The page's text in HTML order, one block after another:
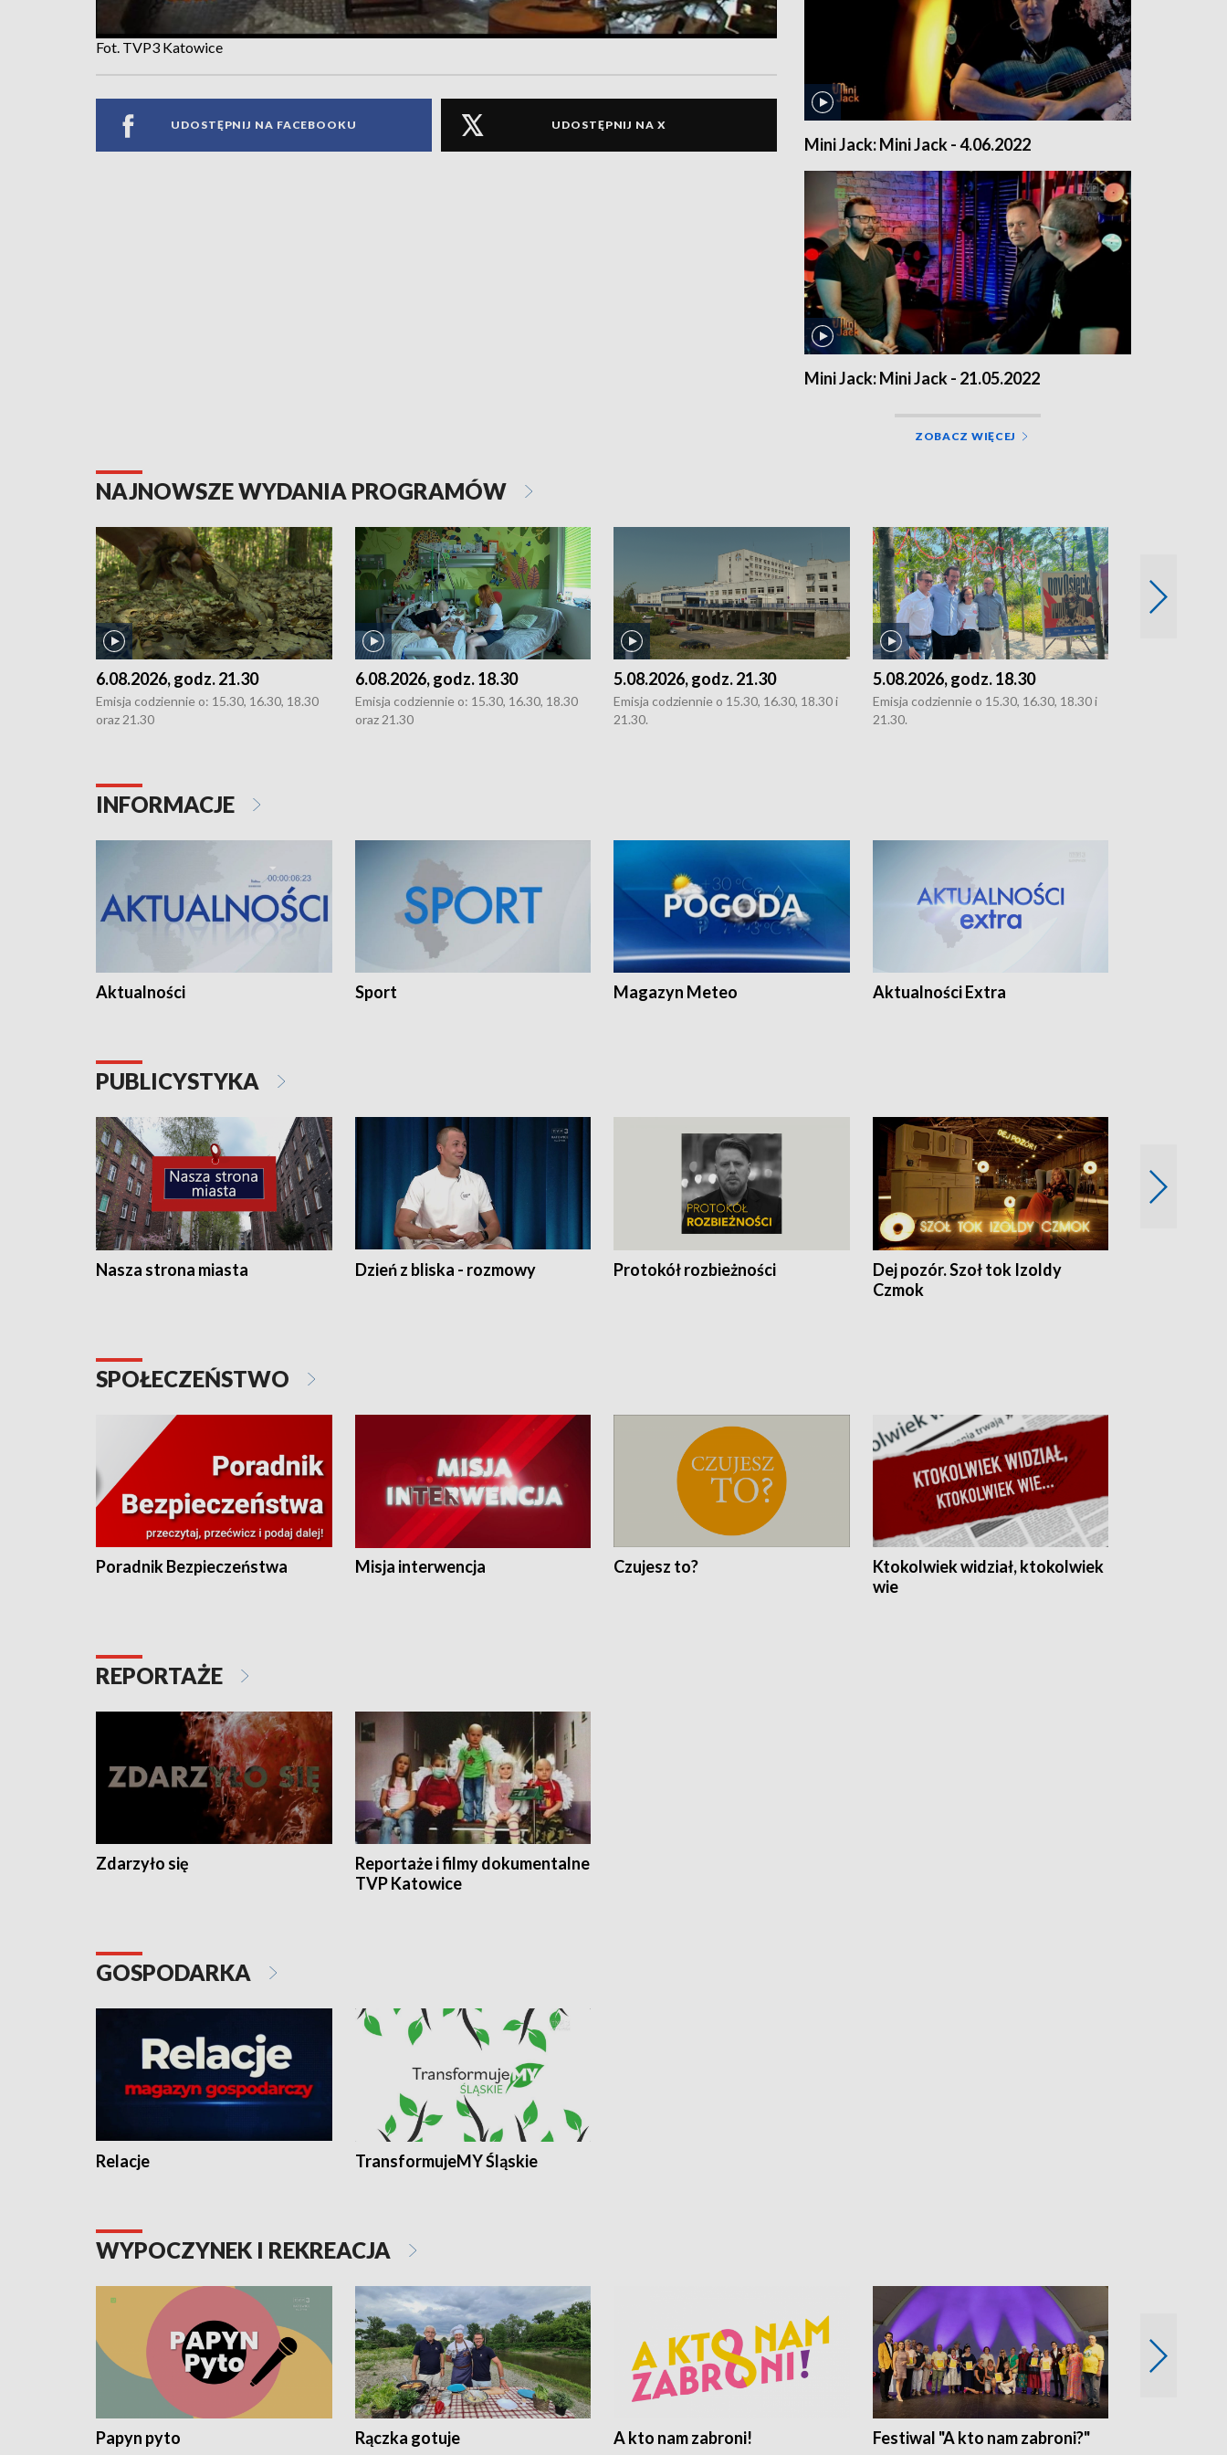
Fot. TVP3 Katowice
UDOSTĘPNIJ NA FACEBOOKU UDOSTĘPNIJ NA X
Mini Jack: Mini Jack - 4.06.2022
Mini Jack: Mini Jack - 21.05.2022
ZOBACZ WIĘCEJ
NAJNOWSZE WYDANIA PROGRAMÓW
6.08.2026, godz. 21.30
Emisja codziennie o: 15.30, 16.30, 18.30
oraz 21.30
6.08.2026, godz. 18.30
Emisja codziennie o: 15.30, 16.30, 18.30
oraz 21.30
5.08.2026, godz. 21.30
Emisja codziennie o 15.30, 16.30, 18.30 i
21.30.
5.08.2026, godz. 18.30
Emisja codziennie o 15.30, 16.30, 18.30 i
21.30.
INFORMACJE
Aktualności Sport Magazyn Meteo Aktualności Extra
PUBLICYSTYKA
Nasza strona miasta Dzień z bliska - rozmowy Protokół rozbieżności
Dej pozór. Szoł tok Izoldy
Czmok
SPOŁECZEŃSTWO
Poradnik Bezpieczeństwa Misja interwencja Czujesz to?
Ktokolwiek widział, ktokolwiek
wie
REPORTAŻE
Zdarzyło się
Reportaże i filmy dokumentalne
TVP Katowice
GOSPODARKA
Relacje TransformujeMY Śląskie
WYPOCZYNEK I REKREACJA
Papyn pyto Rączka gotuje A kto nam zabroni! Festiwal "A kto nam zabroni?"